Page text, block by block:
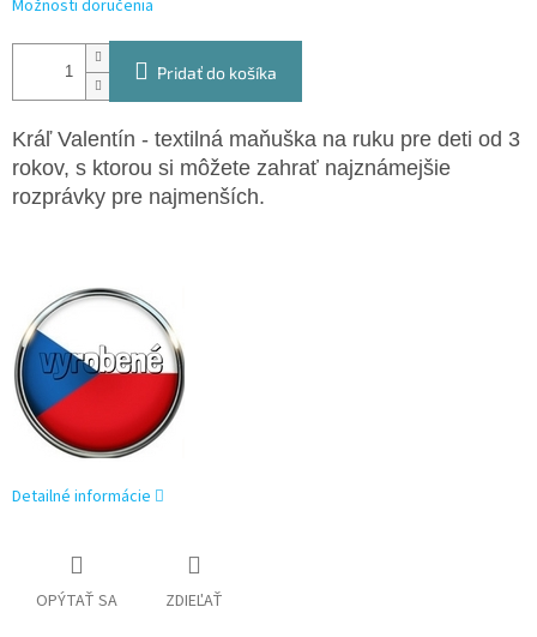
Možnosti doručenia
Pridať do košíka
Kráľ Valentín - textilná maňuška na ruku pre deti od 3
rokov, s ktorou si môžete zahrať najznámejšie
rozprávky pre najmenších.
Detailné informácie
OPÝTAŤ SA ZDIEĽAŤ